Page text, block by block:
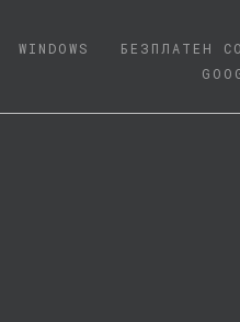
WINDOWS
БЕЗПЛАТЕН